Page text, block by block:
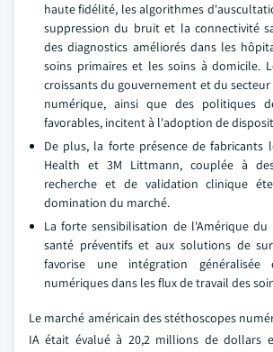
haute fidélité, les algorithmes
suppression du bruit et la connectivité
des diagnostics améliorés dans les
soins primaires et les soins à domicile.
croissants du gouvernement et du
numérique, ainsi que des politiques
favorables, incitent à l'adoption de
De plus, la forte présence de fabricants
Health et 3M Littmann, couplée à
recherche et de validation clinique
domination du marché.
La forte sensibilisation de l'Amérique
santé préventifs et aux solutions de
favorise une intégration généralisée
numériques dans les flux de travail des
Le marché américain des stéthoscopes
IA était évalué à 20,2 millions de dollars